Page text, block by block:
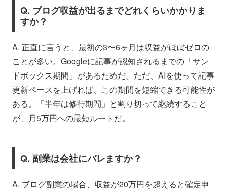
Q. ブログ収益が出るまでどれくらいかかりま
すか？
A. 正直に言うと、最初の3〜6ヶ月は収益がほぼゼロの
ことが多い。Googleに記事が認知されるまでの「サン
ドボックス期間」があるためだ。ただ、AIを使って記事
更新ペースを上げれば、この期間を短縮できる可能性が
ある。「半年は修行期間」と割り切って継続すること
が、月5万円への最短ルートだ。
Q. 副業は会社にバレますか？
A. ブログ副業の場合、収益が20万円を超えると確定申